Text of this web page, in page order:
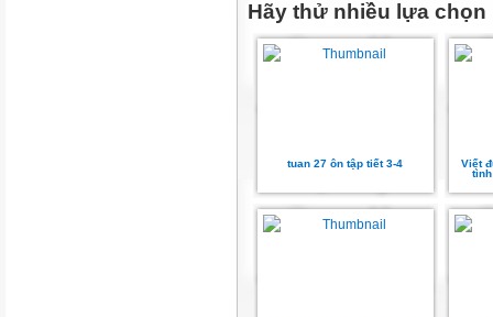
nhỏ trong câu chuyện
"Cánh đồng hoa"?
đôi
Hãy thử nhiều lựa chọn
tuan 27 ôn tập tiết 3-4
Viết